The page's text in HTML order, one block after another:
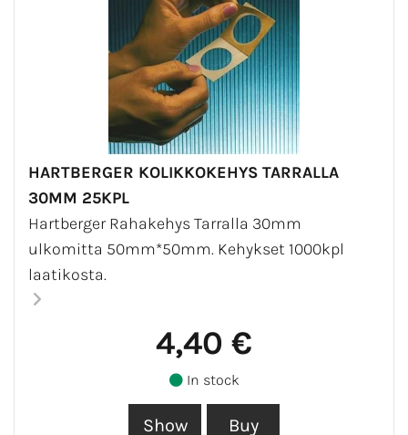
HARTBERGER KOLIKKOKEHYS TARRALLA
30MM 25KPL
Hartberger Rahakehys Tarralla 30mm
ulkomitta 50mm*50mm. Kehykset 1000kpl
laatikosta.
4,40 €
In stock